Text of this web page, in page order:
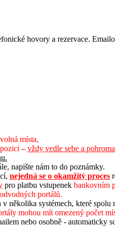
hovory a rezervace.
místa,
– vždy vedle sebe a
napište nám to do poznámky.
nejedná se o okamžitý proces
pro platbu vstupenek bankovním
portálů.
několika systémech, které spolu
mohou mít omezený počet
nebo osobně - automaticky